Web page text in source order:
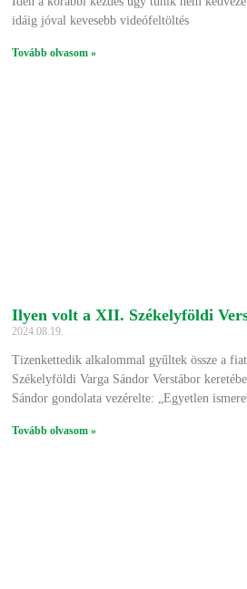
idáig jóval kevesebb videófeltöltés
Tovább olvasom »
Ilyen volt a XII. Székelyföldi
2024.08.19.
Tizenkettedik alkalommal gyűltek össze a
Székelyföldi Varga Sándor Verstábor
Sándor gondolata vezérelte: „Egyetlen
Tovább olvasom »